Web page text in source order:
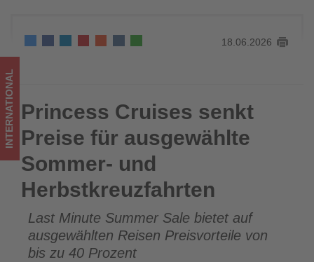
Herbstkreuzfahrten
-
Wissen,
was
im
Tourismus
los
ist!
18.06.2026
Princess Cruises senkt Preise für ausgewählte Sommer- und
Herbstkreuzfahrten
INTERNATIONAL Princess Cruises senkt
Preise für ausgewählte
Sommer- und
Herbstkreuzfahrten
Last Minute Summer Sale bietet auf
ausgewählten Reisen Preisvorteile von
bis zu 40 Prozent